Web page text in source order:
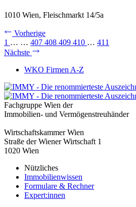
1010 Wien, Fleischmarkt 14/5a
Vorherige
1 … … 407 408 409 410 … 411
Nächste
WKO Firmen A-Z
Fachgruppe Wien der
Immobilien- und Vermögenstreuhänder
Wirtschaftskammer Wien
Straße der Wiener Wirtschaft 1
1020 Wien
Nützliches
Immobilienwissen
Formulare & Rechner
Expert:innen